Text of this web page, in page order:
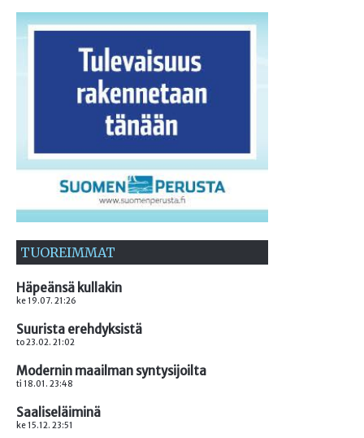
TUOREIMMAT
Häpeänsä kullakin
ke 19.07. 21:26
Suurista erehdyksistä
to 23.02. 21:02
Modernin maailman syntysijoilta
ti 18.01. 23:48
Saaliseläiminä
ke 15.12. 23:51